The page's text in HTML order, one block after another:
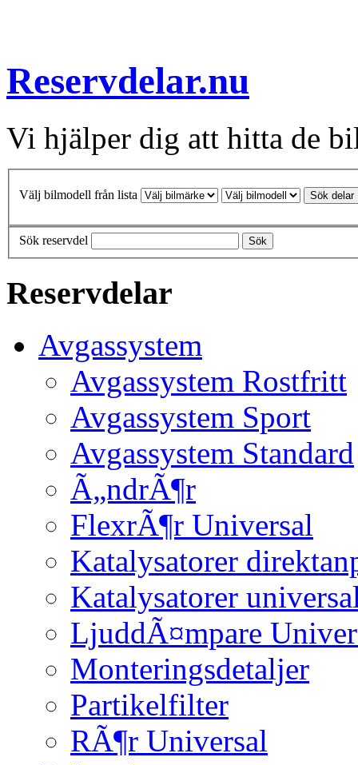
Reservdelar.nu
Vi hjälper dig att hitta de
Välj bilmodell från lista Sök delar
Sök reservdel Sök
Reservdelar
Avgassystem
Avgassystem Rostfritt
Avgassystem Sport
Avgassystem Standard
Ã„ndrÃ¶r
FlexrÃ¶r Universal
Katalysatorer
Katalysatorer
LjuddÃ¤mpare
Monteringsdetaljer
Partikelfilter
RÃ¶r Universal